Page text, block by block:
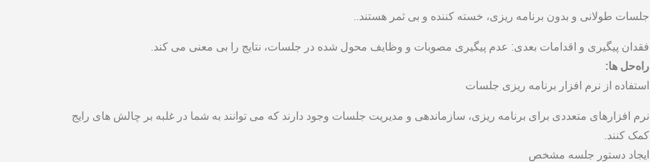
جلسات طولانی و بدون برنامه ‌ریزی، خسته ‌کننده و بی ‌ثمر هستند..
فقدان پیگیری و اقدامات بعدی: عدم پیگیری مصوبات و وظایف محول‌ شده در جلسات، نتایج را بی ‌معنی می ‌کند.
راه‌حل ‌ها:
استفاده از نرم ‌افزار برنامه ‌ریزی جلسات
نرم ‌افزارهای متعددی برای برنامه ‌ریزی، سازماندهی و مدیریت جلسات وجود دارند که می ‌توانند به شما در غلبه بر چالش‌ های رایج
کمک کنند.
ایجاد دستور جلسه مشخص